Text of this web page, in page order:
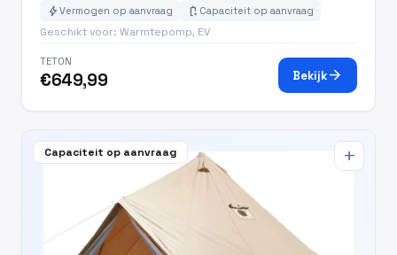
boltVermogen op aanvraag battery_charging_full Capaciteit op aanvraag
Geschikt voor: Warmtepomp, EV
TETON
€649,99 Bekijkarrow_forward
Capaciteit op aanvraag add